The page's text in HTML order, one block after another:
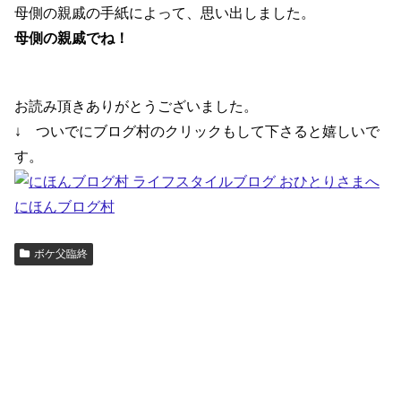
母側の親戚の手紙によって、思い出しました。
母側の親戚でね！
お読み頂きありがとうございました。
↓ ついでにブログ村のクリックもして下さると嬉しいで
す。
にほんブログ村
ボケ父臨終